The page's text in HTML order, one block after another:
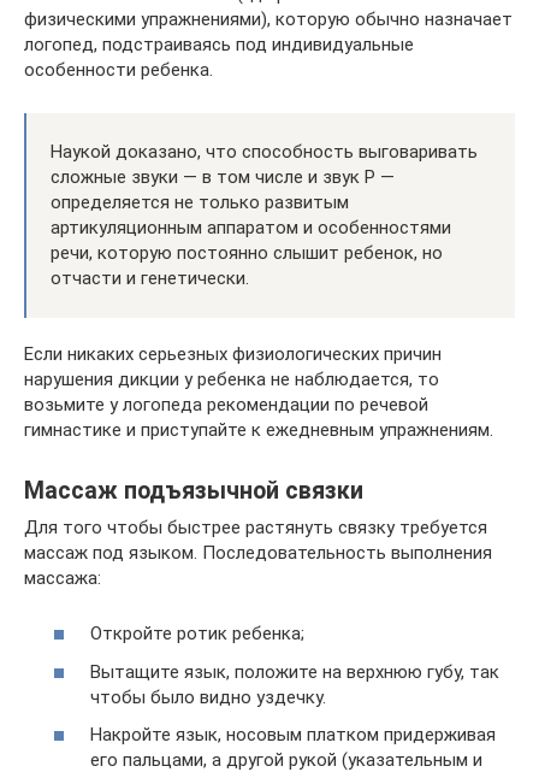
физическими упражнениями), которую обычно назначает
логопед, подстраиваясь под индивидуальные
особенности ребенка.
Наукой доказано, что способность выговаривать
сложные звуки — в том числе и звук Р —
определяется не только развитым
артикуляционным аппаратом и особенностями
речи, которую постоянно слышит ребенок, но
отчасти и генетически.
Если никаких серьезных физиологических причин
нарушения дикции у ребенка не наблюдается, то
возьмите у логопеда рекомендации по речевой
гимнастике и приступайте к ежедневным упражнениям.
Массаж подъязычной связки
Для того чтобы быстрее растянуть связку требуется
массаж под языком. Последовательность выполнения
массажа:
Откройте ротик ребенка;
Вытащите язык, положите на верхнюю губу, так
чтобы было видно уздечку.
Накройте язык, носовым платком придерживая
его пальцами, а другой рукой (указательным и